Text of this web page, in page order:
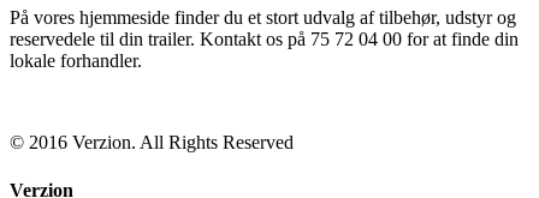
På vores hjemmeside finder du et stort udvalg af tilbehør, udstyr og
reservedele til din trailer. Kontakt os på 75 72 04 00 for at finde din
lokale forhandler.
© 2016 Verzion. All Rights Reserved
Verzion